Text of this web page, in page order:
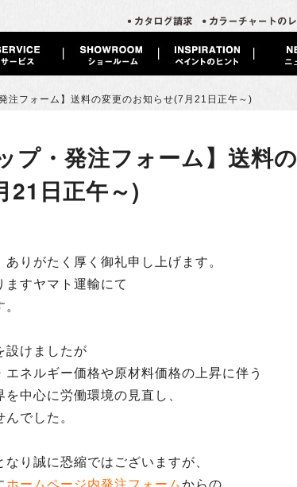
注フォーム】送料の変更のお知らせ(7月21日正午～)
プ・発注フォーム】送料の
21日正午～)
りがたく厚く御礼申し上げます。
すヤマト運輸にて
設けましたが
ネルギー価格や原材料価格の上昇に伴う
中心に労働環境の見直し、
でした。
り誠に恐縮ではございますが、